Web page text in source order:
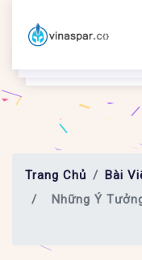
Trang Chủ
Bài
Những Ý